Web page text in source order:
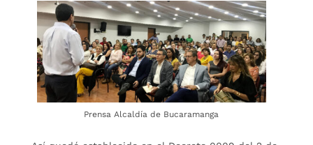
Prensa Alcaldía de Bucaramanga